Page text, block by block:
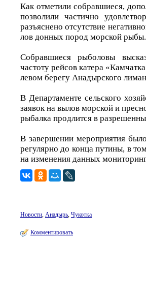
Как отметили собравшиеся,
позволили частично
разъяснено отсутствие
лов донных пород морской рыбы.
Собравшиеся рыболовы
частоту рейсов катера
левом берегу Анадырского
В Департаменте сельского
заявок на вылов морской и
рыбалка продлится в
В завершении мероприятия
регулярно до конца путины, в
на изменения данных
Новости, Анадырь, Чукотка
Комментировать